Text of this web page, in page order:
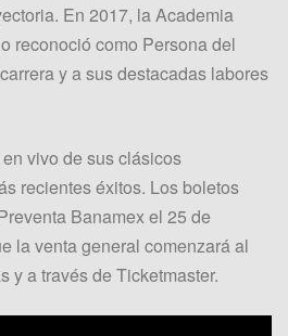
En 2017, la Academia
reconoció como Persona del
y a sus destacadas labores
vivo de sus clásicos
recientes éxitos. Los boletos
Banamex el 25 de
la venta general comenzará al
y a través de Ticketmaster.